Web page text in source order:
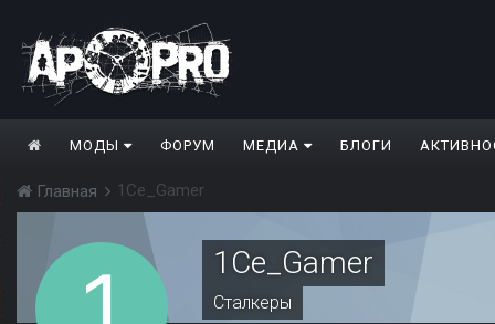
МОДЫ ФОРУМ МЕДИА БЛОГИ
Главная 1Ce_Gamer
1Ce_Gamer
Сталкеры